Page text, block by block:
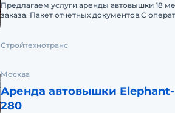
Предлагаем услуги аренды автовышки 18
заказа. Пакет отчетных документов.С
Стройтехнотранс
Москва
Аренда автовышки Elephant-
280